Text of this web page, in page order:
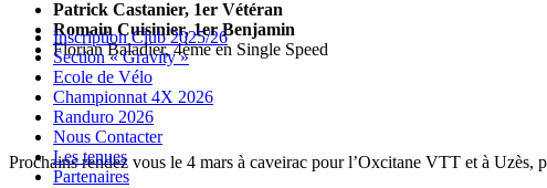
Menu
Widgets
Recherche
Aller
contenu
Inscription Club 2025/26
Section « Gravity »
Ecole de Vélo
Championnat 4X 2026
Randuro 2026
Nous Contacter
Les tenues
Partenaires
Patrick Castanier, 1er Vétéran
Romain Cuisinier, 1er Benjamin
Florian Baladier, 4ème en Single Speed
Prochains rendez vous le 4 mars à caveirac pour l’Oxcitane VTT et à Uzès,